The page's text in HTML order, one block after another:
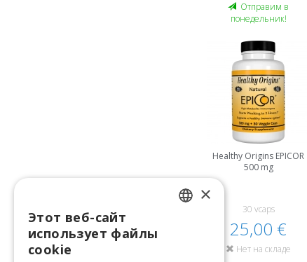
Oтправим в
понедельник!
Healthy Origins EPICOR
500 mg
30 vcaps
25,00 €
Нет на складе
×
Этот веб-сайт
использует файлы
cookie